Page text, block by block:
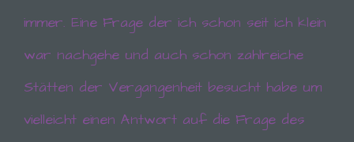
immer. Eine Frage der ich schon seit ich klein
war nachgehe und auch schon zahlreiche
Stätten der Vergangenheit besucht habe um
vielleicht einen Antwort auf die Frage des
Deutschland
01708954121
E-Mail: simonedutta1970@yahoo.de